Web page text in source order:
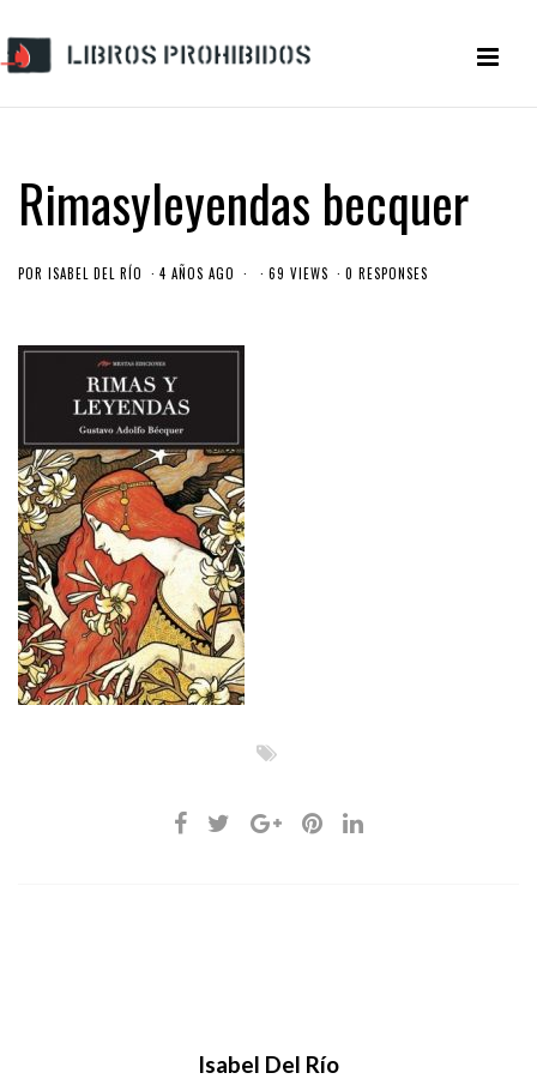
Rimasyleyendas becquer
POR ISABEL DEL RÍO 4 AÑOS AGO 69 VIEWS 0 RESPONSES
Isabel Del Río